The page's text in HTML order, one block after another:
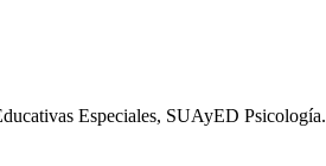
Especiales, SUAyED Psicología.